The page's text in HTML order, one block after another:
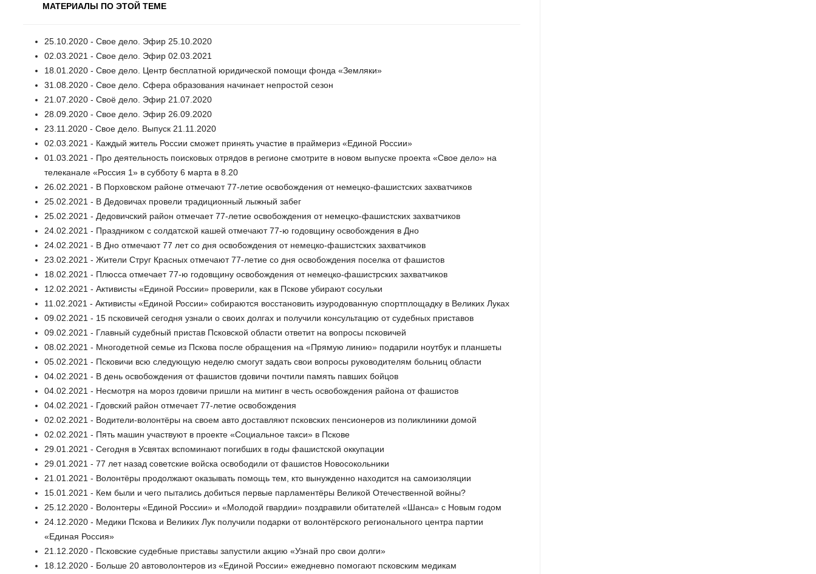
МАТЕРИАЛЫ ПО ЭТОЙ ТЕМЕ
25.10.2020 - Свое дело. Эфир 25.10.2020
02.03.2021 - Свое дело. Эфир 02.03.2021
18.01.2020 - Свое дело. Центр бесплатной юридической помощи фонда «Земляки»
31.08.2020 - Свое дело. Сфера образования начинает непростой сезон
21.07.2020 - Своё дело. Эфир 21.07.2020
28.09.2020 - Свое дело. Эфир 26.09.2020
23.11.2020 - Свое дело. Выпуск 21.11.2020
02.03.2021 - Каждый житель России сможет принять участие в праймериз «Единой России»
01.03.2021 - Про деятельность поисковых отрядов в регионе смотрите в новом выпуске проекта «Свое дело» на
телеканале «Россия 1» в субботу 6 марта в 8.20
26.02.2021 - В Порховском районе отмечают 77-летие освобождения от немецко-фашистских захватчиков
25.02.2021 - В Дедовичах провели традиционный лыжный забег
25.02.2021 - Дедовичский район отмечает 77-летие освобождения от немецко-фашистских захватчиков
24.02.2021 - Праздником с солдатской кашей отмечают 77-ю годовщину освобождения в Дно
24.02.2021 - В Дно отмечают 77 лет со дня освобождения от немецко-фашистских захватчиков
23.02.2021 - Жители Струг Красных отмечают 77-летие со дня освобождения поселка от фашистов
18.02.2021 - Плюсса отмечает 77-ю годовщину освобождения от немецко-фашистрских захватчиков
12.02.2021 - Активисты «Единой России» проверили, как в Пскове убирают сосульки
11.02.2021 - Активисты «Единой России» собираются восстановить изуродованную спортплощадку в Великих Луках
09.02.2021 - 15 псковичей сегодня узнали о своих долгах и получили консультацию от судебных приставов
09.02.2021 - Главный судебный пристав Псковской области ответит на вопросы псковичей
08.02.2021 - Многодетной семье из Пскова после обращения на «Прямую линию» подарили ноутбук и планшеты
05.02.2021 - Псковичи всю следующую неделю смогут задать свои вопросы руководителям больниц области
04.02.2021 - В день освобождения от фашистов гдовичи почтили память павших бойцов
04.02.2021 - Несмотря на мороз гдовичи пришли на митинг в честь освобождения района от фашистов
04.02.2021 - Гдовский район отмечает 77-летие освобождения
02.02.2021 - Водители-волонтёры на своем авто доставляют псковских пенсионеров из поликлиники домой
02.02.2021 - Пять машин участвуют в проекте «Социальное такси» в Пскове
29.01.2021 - Сегодня в Усвятах вспоминают погибших в годы фашистской оккупации
29.01.2021 - 77 лет назад советские войска освободили от фашистов Новосокольники
21.01.2021 - Волонтёры продолжают оказывать помощь тем, кто вынужденно находится на самоизоляции
15.01.2021 - Кем были и чего пытались добиться первые парламентёры Великой Отечественной войны?
25.12.2020 - Волонтеры «Единой России» и «Молодой гвардии» поздравили обитателей «Шанса» с Новым годом
24.12.2020 - Медики Пскова и Великих Лук получили подарки от волонтёрского регионального центра партии
«Единая Россия»
21.12.2020 - Псковские судебные приставы запустили акцию «Узнай про свои долги»
18.12.2020 - Больше 20 автоволонтеров из «Единой России» ежедневно помогают псковским медикам